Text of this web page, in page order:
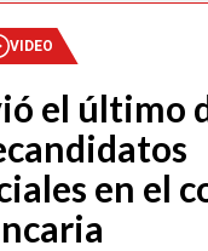
12:30 PM
7:00 PM
VIDEO
el último
en el